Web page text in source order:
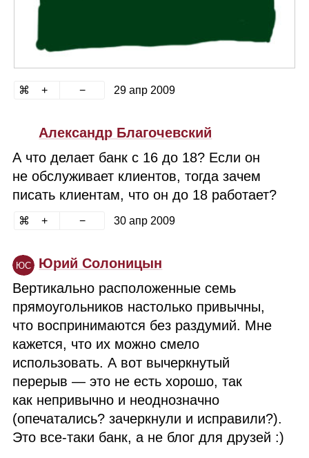
29 апр 2009
Александр Благочевский
А что делает банк с 16 до 18? Если он
не обслуживает клиентов, тогда зачем
писать клиентам, что он до 18 работает?
30 апр 2009
ЮС
Юрий Солоницын
Вертикально расположенные семь
прямоугольников настолько привычны,
что воспринимаются без раздумий. Мне
кажется, что их можно смело
использовать. А вот вычеркнутый
перерыв — это не есть хорошо, так
как непривычно и неоднозначно
(опечатались? зачеркнули и исправили?).
Это все‑таки банк, а не блог для друзей :)